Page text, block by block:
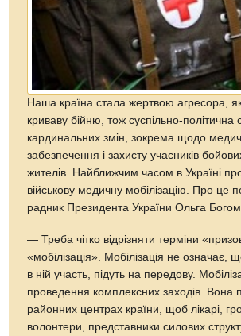
Наша країна стала жертвою агресора,
криваву бійню, тож суспільно-політична
кардинальних змін, зокрема щодо
забезпечення і захисту учасників
жителів. Найближчим часом в Україні
військову медичну мобілізацію. Про це
радник Президента України Ольга
— Треба чітко відрізняти терміни
«мобілізація». Мобілізація не означає,
в ній участь, підуть на передову.
проведення комплексних заходів. Вона
районних центрах країни, щоб лікарі,
волонтери, представники силових